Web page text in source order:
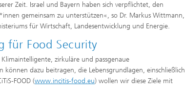
Zeit. Israel und Bayern haben sich verpflichtet, den
gemeinsam zu unterstützen«, so Dr. Markus Wittmann,
für Wirtschaft, Landesentwicklung und Energie.
für Food Security
zirkuläre und passgenaue
dazu beitragen, die Lebensgrundlagen, einschließlich
FOOD (www.incitis-food.eu) wollen wir diese Ziele mit